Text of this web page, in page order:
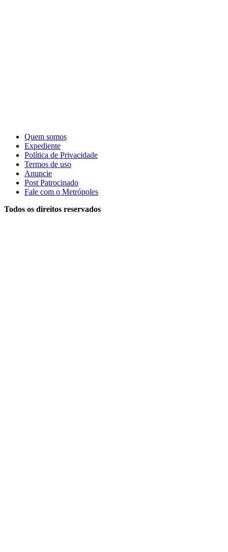
Quem somos
Expediente
Política de Privacidade
Termos de uso
Anuncie
Post Patrocinado
Fale com o Metrópoles
Todos os direitos reservados